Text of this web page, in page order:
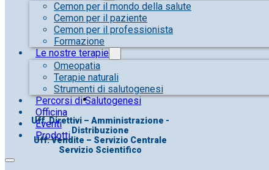
Cemon per il mondo della salute
Cemon per il paziente
Cemon per il professionista
Formazione
Le nostre terapie
Omeopatia
Terapie naturali
Strumenti di salutogenesi
Percorsi di Salutogenesi
Officina
Eventi
Prodotti
Uff. Direttivi – Amministrazione -
Distribuzione
Uff. Vendite – Servizio Centrale
Servizio Scientifico